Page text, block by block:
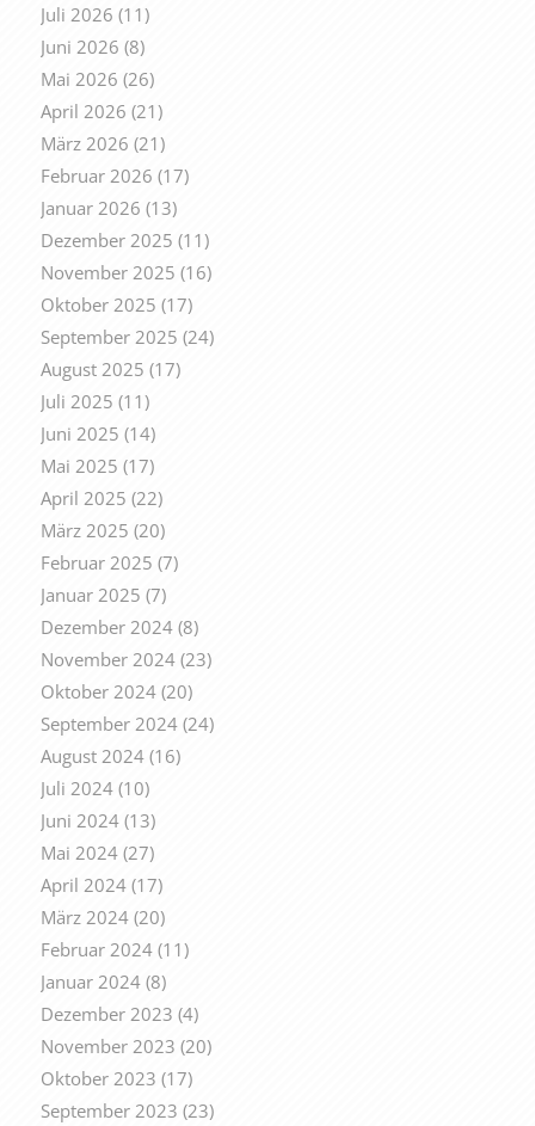
Juli 2026 (11)
Juni 2026 (8)
Mai 2026 (26)
April 2026 (21)
März 2026 (21)
Februar 2026 (17)
Januar 2026 (13)
Dezember 2025 (11)
November 2025 (16)
Oktober 2025 (17)
September 2025 (24)
August 2025 (17)
Juli 2025 (11)
Juni 2025 (14)
Mai 2025 (17)
April 2025 (22)
März 2025 (20)
Februar 2025 (7)
Januar 2025 (7)
Dezember 2024(8)
November 2024(23)
Oktober 2024(20)
September 2024(24)
August 2024(16)
Juli 2024(10)
Juni 2024(13)
Mai 2024(27)
April 2024(17)
März 2024(20)
Februar 2024(11)
Januar 2024(8)
Dezember 2023 (4)
November 2023 (20)
Oktober 2023 (17)
September 2023 (23)